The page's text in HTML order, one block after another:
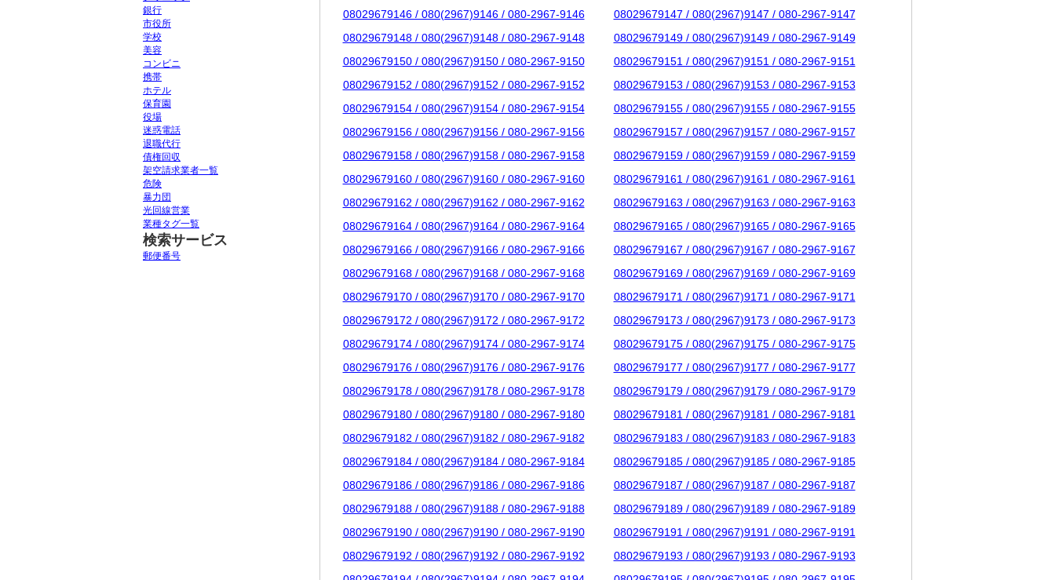
08029679146 / 080(2967)9146 / 080-2967-9146
08029679147 / 080(2967)9147 / 080-2967-9147
08029679148 / 080(2967)9148 / 080-2967-9148
08029679149 / 080(2967)9149 / 080-2967-9149
08029679150 / 080(2967)9150 / 080-2967-9150
08029679151 / 080(2967)9151 / 080-2967-9151
08029679152 / 080(2967)9152 / 080-2967-9152
08029679153 / 080(2967)9153 / 080-2967-9153
08029679154 / 080(2967)9154 / 080-2967-9154
08029679155 / 080(2967)9155 / 080-2967-9155
08029679156 / 080(2967)9156 / 080-2967-9156
08029679157 / 080(2967)9157 / 080-2967-9157
08029679158 / 080(2967)9158 / 080-2967-9158
08029679159 / 080(2967)9159 / 080-2967-9159
08029679160 / 080(2967)9160 / 080-2967-9160
08029679161 / 080(2967)9161 / 080-2967-9161
08029679162 / 080(2967)9162 / 080-2967-9162
08029679163 / 080(2967)9163 / 080-2967-9163
08029679164 / 080(2967)9164 / 080-2967-9164
08029679165 / 080(2967)9165 / 080-2967-9165
08029679166 / 080(2967)9166 / 080-2967-9166
08029679167 / 080(2967)9167 / 080-2967-9167
08029679168 / 080(2967)9168 / 080-2967-9168
08029679169 / 080(2967)9169 / 080-2967-9169
08029679170 / 080(2967)9170 / 080-2967-9170
08029679171 / 080(2967)9171 / 080-2967-9171
08029679172 / 080(2967)9172 / 080-2967-9172
08029679173 / 080(2967)9173 / 080-2967-9173
08029679174 / 080(2967)9174 / 080-2967-9174
08029679175 / 080(2967)9175 / 080-2967-9175
08029679176 / 080(2967)9176 / 080-2967-9176
08029679177 / 080(2967)9177 / 080-2967-9177
08029679178 / 080(2967)9178 / 080-2967-9178
08029679179 / 080(2967)9179 / 080-2967-9179
08029679180 / 080(2967)9180 / 080-2967-9180
08029679181 / 080(2967)9181 / 080-2967-9181
08029679182 / 080(2967)9182 / 080-2967-9182
08029679183 / 080(2967)9183 / 080-2967-9183
08029679184 / 080(2967)9184 / 080-2967-9184
08029679185 / 080(2967)9185 / 080-2967-9185
08029679186 / 080(2967)9186 / 080-2967-9186
08029679187 / 080(2967)9187 / 080-2967-9187
08029679188 / 080(2967)9188 / 080-2967-9188
08029679189 / 080(2967)9189 / 080-2967-9189
08029679190 / 080(2967)9190 / 080-2967-9190
08029679191 / 080(2967)9191 / 080-2967-9191
08029679192 / 080(2967)9192 / 080-2967-9192
08029679193 / 080(2967)9193 / 080-2967-9193
銀行
市役所
学校
美容
コンビニ
携帯
ホテル
保育園
役場
迷惑電話
退職代行
債権回収
架空請求業者一覧
危険
暴力団
光回線営業
業種タグ一覧
検索サービス
郵便番号